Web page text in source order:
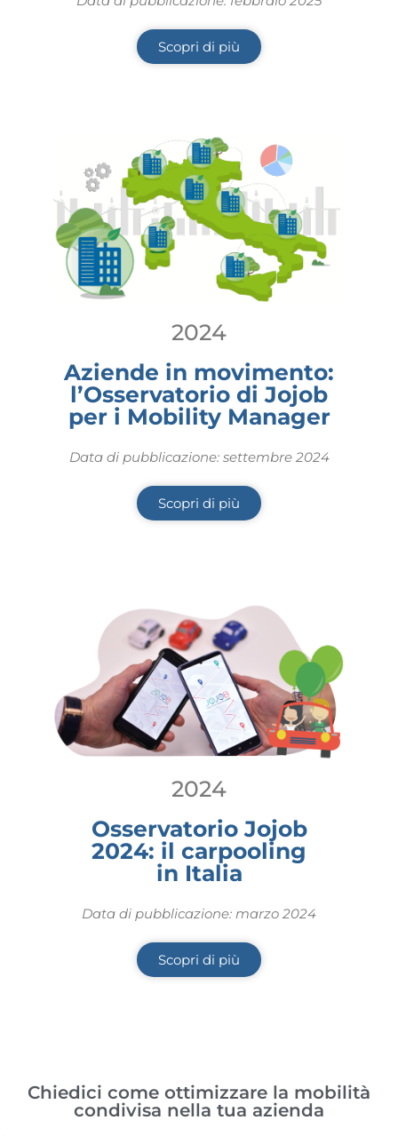
Scopri di più
2024
Aziende in movimento:
l’Osservatorio di Jojob
per i Mobility Manager
Data di pubblicazione: settembre 2024
Scopri di più
2024
Osservatorio Jojob
2024: il carpooling
in Italia
Data di pubblicazione: marzo 2024
Scopri di più
Chiedici come ottimizzare la mobilità
condivisa nella tua azienda